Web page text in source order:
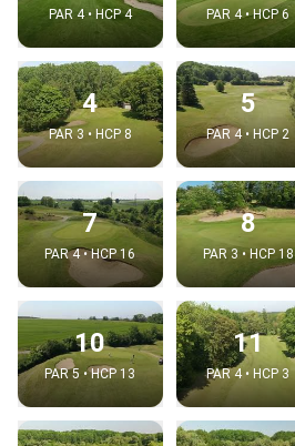
PAR 4 • HCP 4 PAR 4 • HCP 6
4
PAR 3 • HCP 8
5
PAR 4 • HCP 2
7
PAR 4 • HCP 16
8
PAR 3 • HCP 18
10
PAR 5 • HCP 13
11
PAR 4 • HCP 3